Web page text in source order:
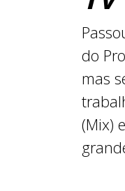
do
mas
(Mix)